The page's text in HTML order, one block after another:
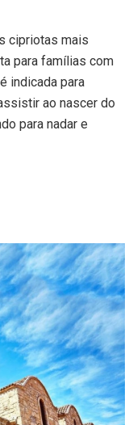
cipriotas mais
para famílias com
indicada para
ao nascer do
para nadar e